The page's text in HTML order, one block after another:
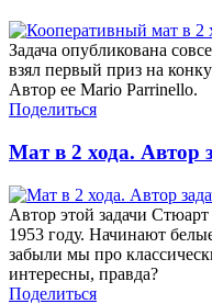
Задача опубликована
взял первый приз на
Автор ее Mario Parrinello.
Поделиться
Мат в 2 хода. Автор
Автор этой задачи
1953 году. Начинают
забыли мы про
интересны, правда?
Поделиться